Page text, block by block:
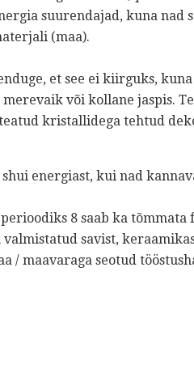
suurendajad, kuna nad
(maa).
et see ei kiirguks,
või kollane jaspis.
kristallidega tehtud
shui energiast, kui nad
8 saab ka
savist,
/ maavaraga seotud